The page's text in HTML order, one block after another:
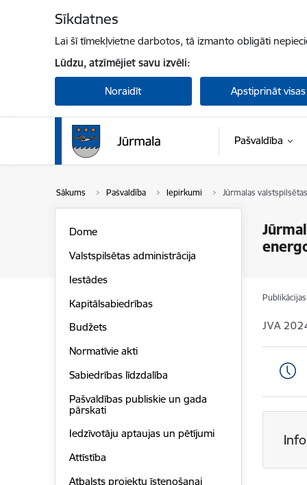
Sīkdatnes
Lai šī tīmekļvietne darbotos, tā izmanto obligāti
Lūdzu, atzīmējiet savu izvēli:
Noraidīt Apstiprināt visas
Pašvaldība
Sākums Pašvaldība Iepirkumi Jūrmalas
Dome
Valstspilsētas administrācija
Iestādes
Kapitālsabiedrības
Budžets
Normatīvie akti
Sabiedrības līdzdalība
Pašvaldības publiskie un gada
pārskati
Iedzīvotāju aptaujas un pētījumi
Attīstība
Atbalsts projektu īstenošanai
JVA